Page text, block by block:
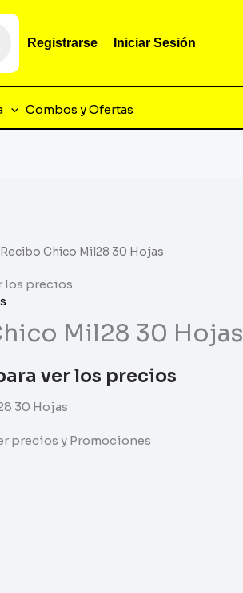
Registrarse Iniciar Sesión
Combos y Ofertas
Chico Mil28 30 Hojas
los precios
Mil28 30 Hojas
ver los precios
30 Hojas
precios y Promociones